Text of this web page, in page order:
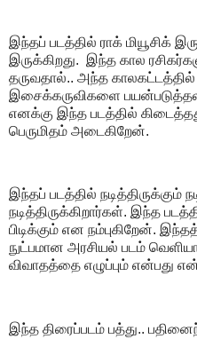
இந்தப் படத்தில் ராக் மியூசிக்
இருக்கிறது.‌ இந்த கால
தருவதால்.. அந்த காலகட்டத்தில்
இசைக்கருவிகளை
எனக்கு இந்த படத்தில்
பெருமிதம் அடைகிறேன்.
இந்தப் படத்தில்
நடித்திருக்கிறார்கள். இந்த
பிடிக்கும் என நம்புகிறேன்.
நுட்பமான அரசியல் படம்
விவாதத்தை எழுப்பும் என்பது
இந்த திரைப்படம் பத்து..